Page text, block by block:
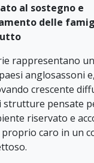
al sostegno e
delle
rappresentano
anglosassoni
crescente
strutture pensate
riservato e
caro in un